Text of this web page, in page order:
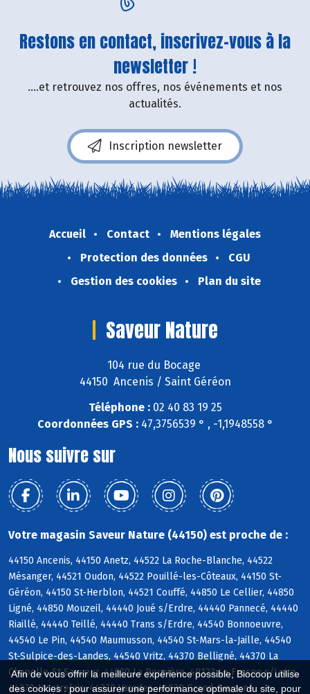
Afin de vous offrir la meilleure expérience possible, Biocoop utilise
des cookies : pour assurer une performance optimale du site, pour
Restons en contact, inscrivez-vous à la
newsletter !
....et retrouvez nos offres, nos événements et nos
actualités.
Inscription newsletter
Accueil Contact
Mentions légales
Protection des données
CGU
Gestion des cookies
Plan du site
Saveur Nature
104 rue du Bocage
44150 Ancenis / Saint Géréon
Téléphone :02 40 83 19 25
Coordonnées GPS :47,3756539 ° , -1,1948558 °
Nous suivre sur
Votre magasin Saveur Nature (44150) est proche de :
44150 Ancenis, 44150 Anetz, 44522 La Roche-Blanche, 44522
Mésanger, 44521 Oudon, 44522 Pouillé-les-Côteaux, 44150 St-
Géréon, 44150 St-Herblon, 44521 Couffé, 44850 Le Cellier, 44850
Ligné, 44850 Mouzeil, 44440 Joué s/Erdre, 44440 Pannecé, 44440
Riaillé, 44440 Teillé, 44440 Trans s/Erdre, 44540 Bonnoeuvre,
44540 Le Pin, 44540 Maumusson, 44540 St-Mars-la-Jaille, 44540
St-Sulpice-des-Landes, 44540 Vritz, 44370 Belligné, 44370 La
Chapelle-St-Sauveur, 44370 La Rouxière, 49123 Le Fresne s/Loire,
44370 Montrelais, 44370 Varades, 44520 Grand-Auverné